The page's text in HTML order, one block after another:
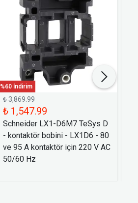
%60 İndirim
₺ 3,869.99
₺ 1,547.99
Schneider LX1-D6M7 TeSys D
- kontaktör bobini - LX1D6 - 80
ve 95 A kontaktör için 220 V AC
50/60 Hz